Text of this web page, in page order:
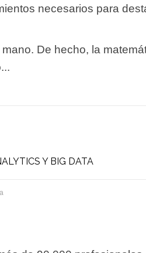
necesarios para
De hecho, la
Y BIG DATA